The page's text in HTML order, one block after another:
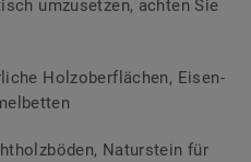
umzusetzen, achten Sie
Holzoberflächen, Eisen-
Naturstein für